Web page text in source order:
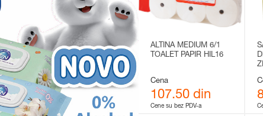
ALTINA MEDIUM 6/1
TOALET PAPIR HIL16
Cena
107.50 din
Cene su bez PDV-a